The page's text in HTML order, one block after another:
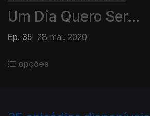
Um Dia Quero Ser...
Ep. 35 28 mai. 2020
opções